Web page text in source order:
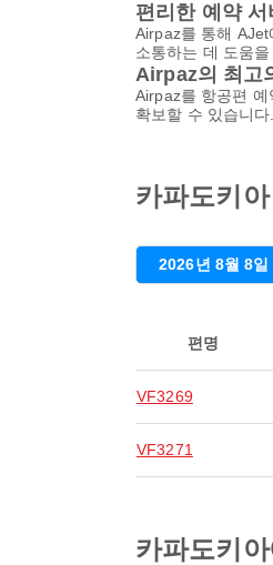
편리한 예약 서
Airpaz를 통해
소통하는 데 도움
Airpaz의 최고
Airpaz를 항공편
확보할 수 있습니
카파도키
2026년 8월 8일
편명
VF3269
VF3271
카파도키